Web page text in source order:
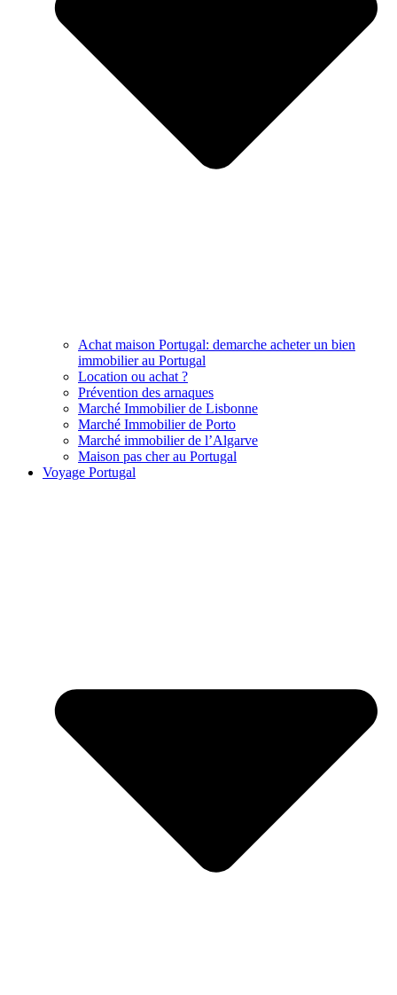
Achat maison Portugal: demarche acheter un bien
immobilier au Portugal
Location ou achat ?
Prévention des arnaques
Marché Immobilier de Lisbonne
Marché Immobilier de Porto
Marché immobilier de l’Algarve
Maison pas cher au Portugal
Voyage Portugal